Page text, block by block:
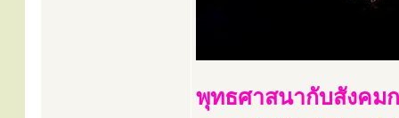
พุทธศาสนากับสังคมก